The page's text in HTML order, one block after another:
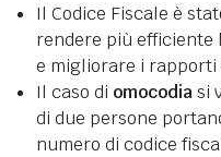
Il Codice Fiscale è
rendere più efficiente
e migliorare i
Il caso di omocodiasi
di due persone
numero di codice